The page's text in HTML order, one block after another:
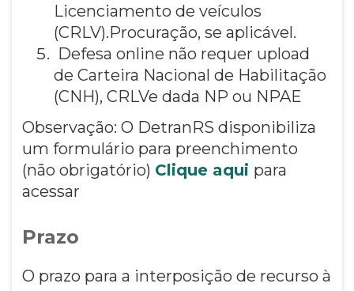
Licenciamento de veículos
(CRLV).Procuração, se aplicável.
Defesa online não requer upload
de Carteira Nacional de Habilitação
(CNH), CRLVe dada NP ou NPAE
Observação: O DetranRS disponibiliza
um formulário para preenchimento
(não obrigatório) Clique aqui para
acessar
Prazo
O prazo para a interposição de recurso à